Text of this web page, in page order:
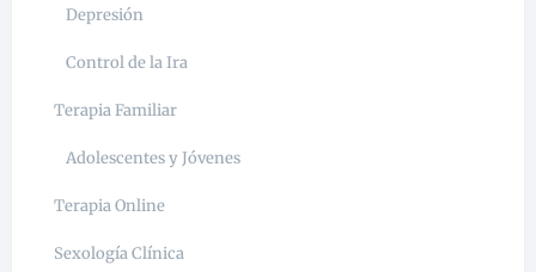
Depresión
Control de la Ira
Terapia Familiar
Adolescentes y Jóvenes
Terapia Online
Sexología Clínica